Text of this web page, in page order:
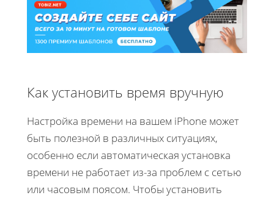
Как установить время вручную
Настройка времени на вашем iPhone может
быть полезной в различных ситуациях,
особенно если автоматическая установка
времени не работает из-за проблем с сетью
или часовым поясом. Чтобы установить